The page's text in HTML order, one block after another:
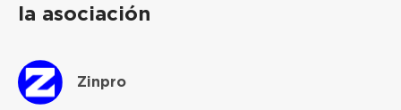
la asociación
Zinpro